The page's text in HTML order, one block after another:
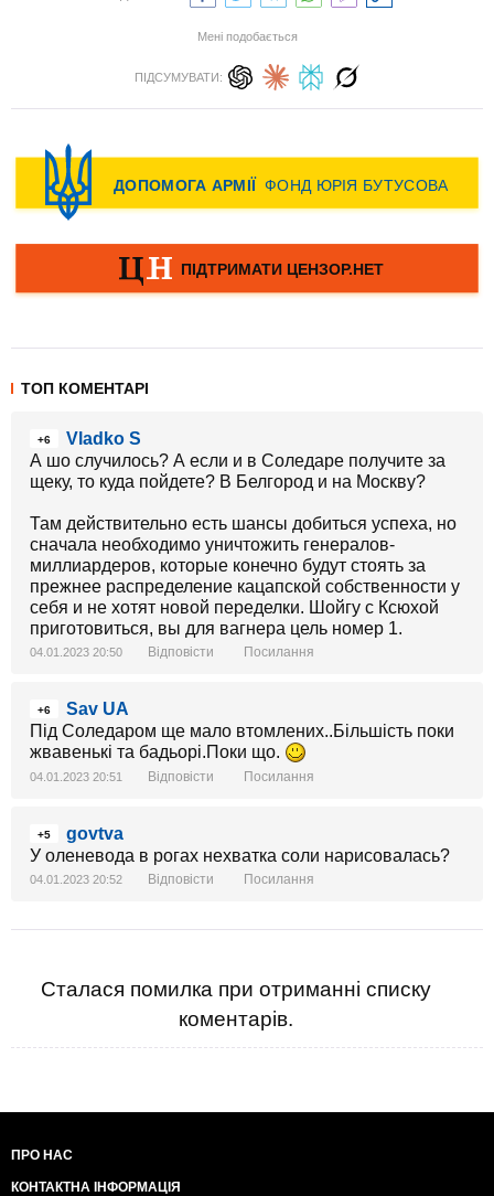
Мені подобається
ПІДСУМУВАТИ:
ТОП КОМЕНТАРІ
+6
Vladko S
А шо случилось? А если и в Соледаре получите за
щеку, то куда пойдете? В Белгород и на Москву?
Там действительно есть шансы добиться успеха, но
сначала необходимо уничтожить генералов-
миллиардеров, которые конечно будут стоять за
прежнее распределение кацапской собственности у
себя и не хотят новой переделки. Шойгу с Ксюхой
приготовиться, вы для вагнера цель номер 1.
04.01.2023 20:50 Відповісти Посилання
+6
Sav UA
Під Соледаром ще мало втомлених..Більшість поки
жвавенькі та бадьорі.Поки що.
04.01.2023 20:51 Відповісти Посилання
+5
govtva
У оленевода в рогах нехватка соли нарисовалась?
04.01.2023 20:52 Відповісти Посилання
Сталася помилка при отриманні списку
коментарів.
ПРО НАС
КОНТАКТНА ІНФОРМАЦІЯ